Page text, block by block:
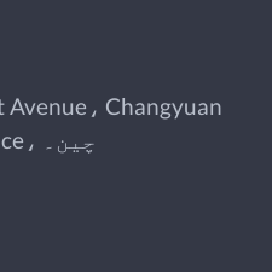
City، Henan Province، چین۔